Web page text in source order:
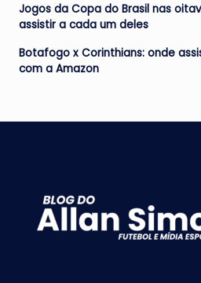
Jogos da Copa do Brasil nas
assistir a cada um deles
Botafogo x Corinthians: onde
com a Amazon